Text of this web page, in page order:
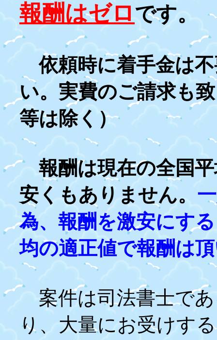
報酬はゼロです。
依頼時に着手金は
い。実費のご請求も
等は除く）
報酬は現在の全国平
安くもありません。
為、報酬を激安にす
均の適正値で報酬は
案件は司法書士で
り、大量にお受けす